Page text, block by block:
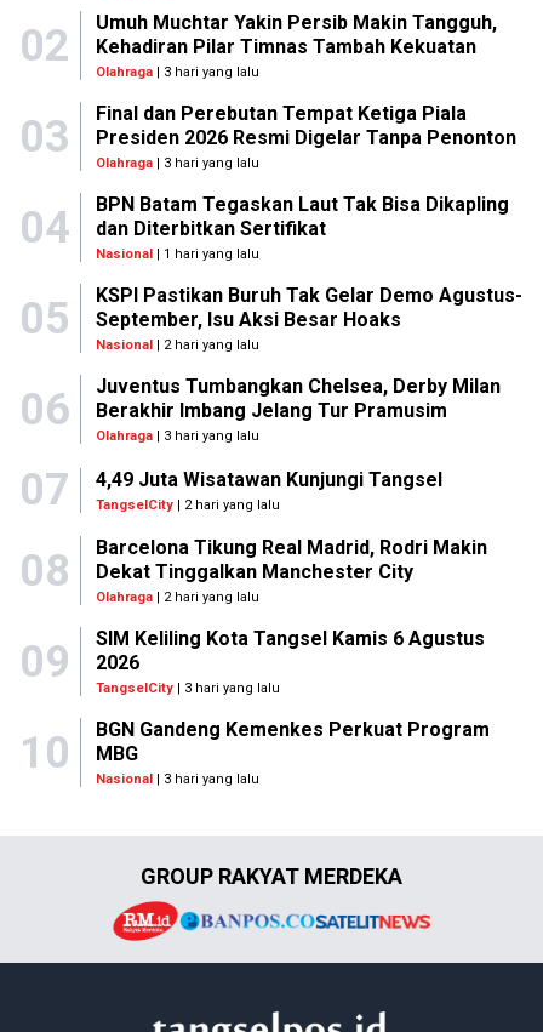
02
Umuh Muchtar Yakin Persib Makin Tangguh,
Kehadiran Pilar Timnas Tambah Kekuatan
Olahraga| 3 hari yang lalu
03
Final dan Perebutan Tempat Ketiga Piala
Presiden 2026 Resmi Digelar Tanpa Penonton
Olahraga| 3 hari yang lalu
04
BPN Batam Tegaskan Laut Tak Bisa Dikapling
dan Diterbitkan Sertifikat
Nasional| 1 hari yang lalu
05
KSPI Pastikan Buruh Tak Gelar Demo Agustus-
September, Isu Aksi Besar Hoaks
Nasional| 2 hari yang lalu
06
Juventus Tumbangkan Chelsea, Derby Milan
Berakhir Imbang Jelang Tur Pramusim
Olahraga| 3 hari yang lalu
07 4,49 Juta Wisatawan Kunjungi Tangsel
TangselCity | 2 hari yang lalu
08
Barcelona Tikung Real Madrid, Rodri Makin
Dekat Tinggalkan Manchester City
Olahraga| 2 hari yang lalu
09
SIM Keliling Kota Tangsel Kamis 6 Agustus
2026
TangselCity| 3 hari yang lalu
10
BGN Gandeng Kemenkes Perkuat Program
MBG
Nasional| 3 hari yang lalu
GROUP RAKYAT MERDEKA